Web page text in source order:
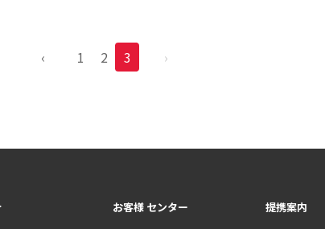
‹ 1 2 3 ›
お客様 センター 提携案内